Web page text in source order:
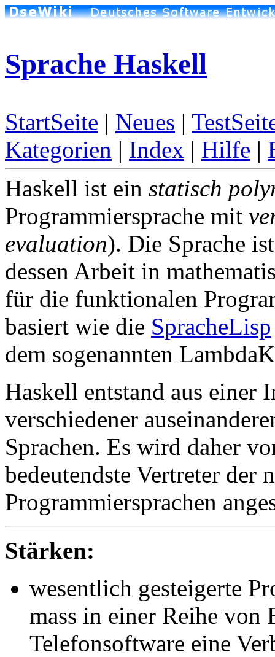
Sprache Haskell
StartSeite | Neues |
Kategorien | Index | Hilfe |
Haskell ist ein statisch
Programmiersprache mit
evaluation). Die Sprache
dessen Arbeit in
für die funktionalen
basiert wie die SpracheLisp
dem sogenannten
Haskell entstand aus
verschiedener
Sprachen. Es wird daher
bedeutendste Vertreter der
Programmiersprachen
Stärken:
wesentlich gesteigerte
mass in einer Reihe von
Telefonsoftware eine